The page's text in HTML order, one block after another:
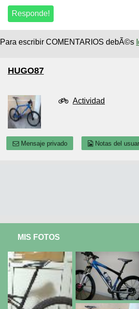
Para escribir COMENTARIOS debÃ©s
HUGO87
Actividad
Mensaje privado Notas del
MIS FOTOS